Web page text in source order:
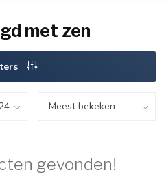
met zen
gevonden!